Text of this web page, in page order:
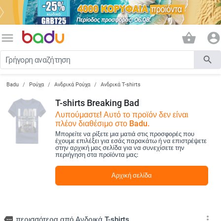
menu shopping_basket account_circle
search
Badu Ρούχα Ανδρικά Ρούχα Ανδρικά T-shirts
T-shirts Breaking Bad
Λυπούμαστε! Αυτό το προϊόν δεν είναι
πλέον διαθέσιμο στο Badu.
Μπορείτε να ρίξετε μια ματιά στις προσφορές που
έχουμε επιλέξει για εσάς παρακάτω ή να επιστρέψετε
στην αρχική μας σελίδα για να συνεχίσετε την
περιήγηση στα προϊόντα μας:
Αρχική σελίδα